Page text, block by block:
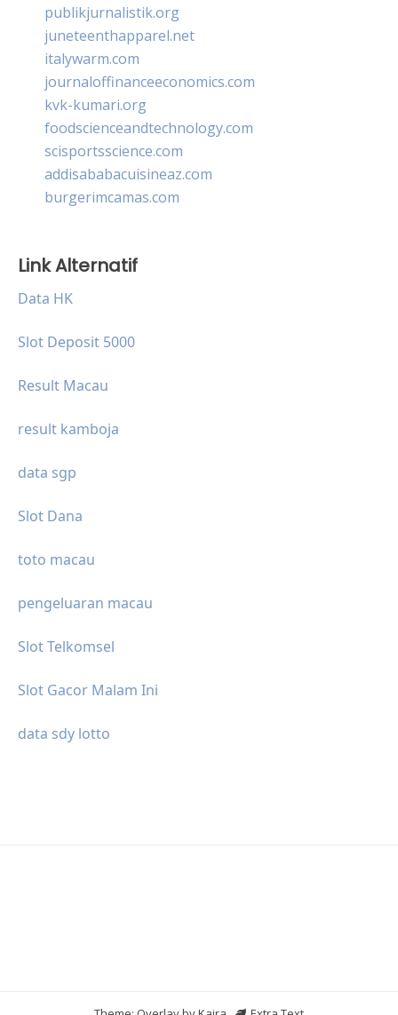
publikjurnalistik.org
juneteenthapparel.net
italywarm.com
journaloffinanceeconomics.com
kvk-kumari.org
foodscienceandtechnology.com
scisportsscience.com
addisababacuisineaz.com
burgerimcamas.com
Link Alternatif
Data HK
Slot Deposit 5000
Result Macau
result kamboja
data sgp
Slot Dana
toto macau
pengeluaran macau
Slot Telkomsel
Slot Gacor Malam Ini
data sdy lotto